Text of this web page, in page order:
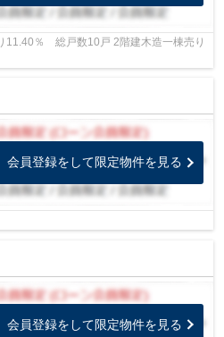
11.40％ 総戸数10戸 2階建木造一棟売り
会員登録をして限定物件を見る
会員登録をして限定物件を見る